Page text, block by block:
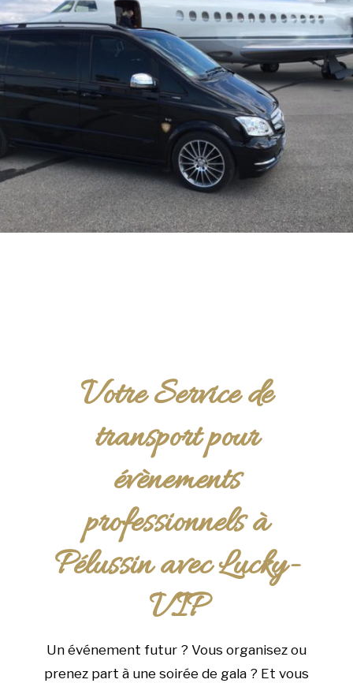
Votre Service de
transport pour
évènements
professionnels à
Pélussin avec Lucky-
VIP
Un événement futur ? Vous organisez ou
prenez part à une soirée de gala ? Et vous